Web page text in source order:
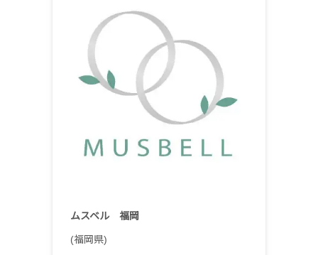
ムスベル 福岡
(福岡県)